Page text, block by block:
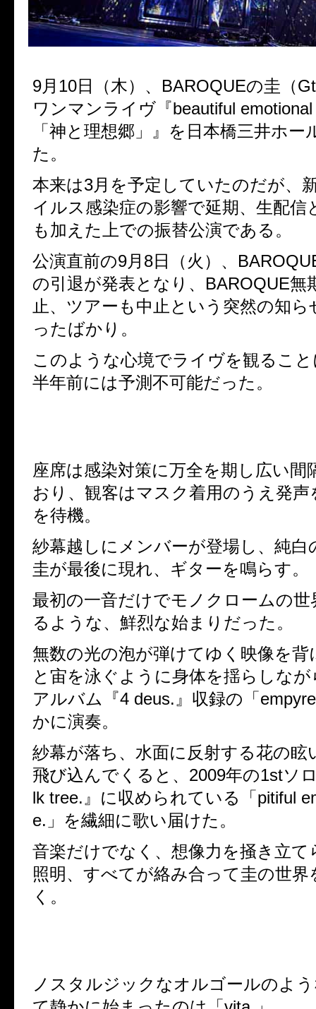
9月 10日（木）、 BAROQUEの圭（Gt
ワンマンライヴ『beautiful
「神と理想郷」』を日本橋三井ホー
た。
本来は3月を予定していたのだが、
イルス感染症の影響で延期、生配信
も加えた上での振替公演である。
公演直前の9月 8日（火）、
の引退が発表となり、 BAROQUE無
止、ツアーも中止という突然の知ら
ったばかり。
このような心境でライヴを観るこ
半年前には予測不可能だった。
座席は感染対策に万全を期し広い間
おり、観客はマスク着用のうえ発声
を待機。
紗幕越しにメンバーが登場し、純白
圭が最後に現れ、ギターを鳴らす。
最初の一音だけでモノクロームの世
るような、鮮烈な始まりだった。
無数の光の泡が弾けてゆく映像を背
と宙を泳ぐように身体を揺らしな
アルバム『4 deus. 』収録の「
かに演奏。
紗幕が落ち、水面に反射する花の眩
飛び込んでくると、 2009年の1stソ
lk tree. 』に収められている「 pitiful
e. 」を繊細に歌い届けた。
音楽だけでなく、想像力を掻き立て
照明、すべてが絡み合って圭の世界
く。
ノスタルジックなオルゴールのよ